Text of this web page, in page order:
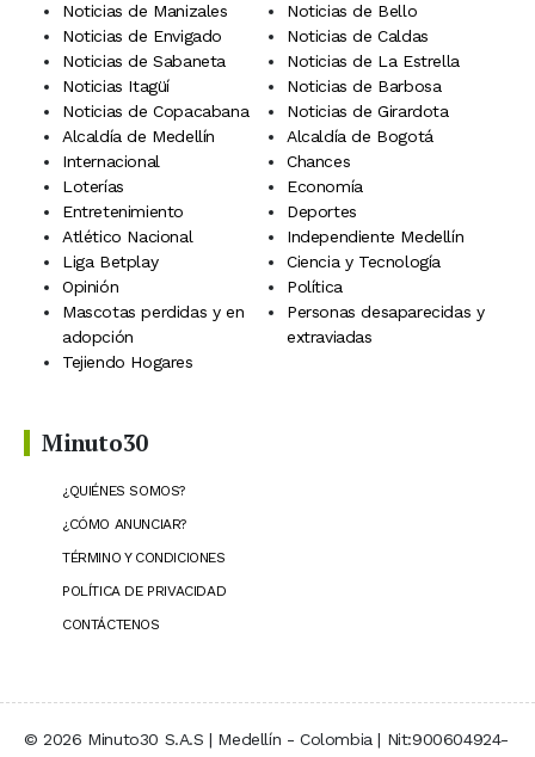
Noticias de Manizales
Noticias de Bello
Noticias de Envigado
Noticias de Caldas
Noticias de Sabaneta
Noticias de La Estrella
Noticias Itagüí
Noticias de Barbosa
Noticias de Copacabana
Noticias de Girardota
Alcaldía de Medellín
Alcaldía de Bogotá
Internacional
Chances
Loterías
Economía
Entretenimiento
Deportes
Atlético Nacional
Independiente Medellín
Liga Betplay
Ciencia y Tecnología
Opinión
Política
Mascotas perdidas y en
adopción
Personas desaparecidas y
extraviadas
Tejiendo Hogares
Minuto30
¿QUIÉNES SOMOS?
¿CÓMO ANUNCIAR?
TÉRMINO Y CONDICIONES
POLÍTICA DE PRIVACIDAD
CONTÁCTENOS
© 2026 Minuto30 S.A.S | Medellín - Colombia | Nit:900604924-